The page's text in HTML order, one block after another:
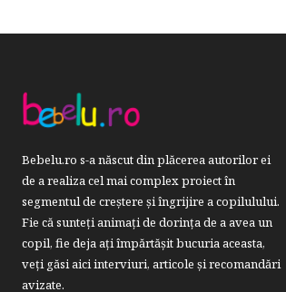
Bebelu.ro s-a născut din plăcerea autorilor ei
de a realiza cel mai complex proiect în
segmentul de creştere şi îngrijire a copilulului.
Fie că sunteţi animaţi de dorinţa de a avea un
copil, fie deja aţi împărtăşit bucuria aceasta,
veți găsi aici interviuri, articole şi recomandări
avizate.